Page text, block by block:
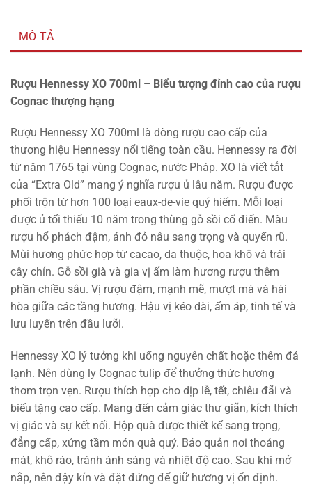
MÔ TẢ
Rượu Hennessy XO 700ml – Biểu tượng đỉnh cao của rượu
Cognac thượng hạng
Rượu Hennessy XO 700ml là dòng rượu cao cấp của
thương hiệu Hennessy nổi tiếng toàn cầu. Hennessy ra đời
từ năm 1765 tại vùng Cognac, nước Pháp. XO là viết tắt
của “Extra Old” mang ý nghĩa rượu ủ lâu năm. Rượu được
phối trộn từ hơn 100 loại eaux-de-vie quý hiếm. Mỗi loại
được ủ tối thiểu 10 năm trong thùng gỗ sồi cổ điển. Màu
rượu hổ phách đậm, ánh đỏ nâu sang trọng và quyến rũ.
Mùi hương phức hợp từ cacao, da thuộc, hoa khô và trái
cây chín. Gỗ sồi già và gia vị ấm làm hương rượu thêm
phần chiều sâu. Vị rượu đậm, mạnh mẽ, mượt mà và hài
hòa giữa các tầng hương. Hậu vị kéo dài, ấm áp, tinh tế và
lưu luyến trên đầu lưỡi.
Hennessy XO lý tưởng khi uống nguyên chất hoặc thêm đá
lạnh. Nên dùng ly Cognac tulip để thưởng thức hương
thơm trọn vẹn. Rượu thích hợp cho dịp lễ, tết, chiêu đãi và
biếu tặng cao cấp. Mang đến cảm giác thư giãn, kích thích
vị giác và sự kết nối. Hộp quà được thiết kế sang trọng,
đẳng cấp, xứng tầm món quà quý. Bảo quản nơi thoáng
mát, khô ráo, tránh ánh sáng và nhiệt độ cao. Sau khi mở
nắp, nên đậy kín và đặt đứng để giữ hương vị ổn định.